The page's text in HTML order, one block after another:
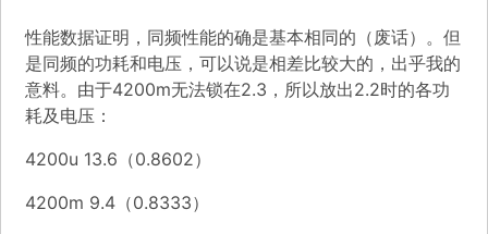
性能数据证明，同频性能的确是基本相同的（废话）。但
是同频的功耗和电压，可以说是相差比较大的，出乎我的
意料。由于4200m无法锁在2.3，所以放出2.2时的各功
耗及电压：
4200u 13.6（0.8602）
4200m 9.4（0.8333）